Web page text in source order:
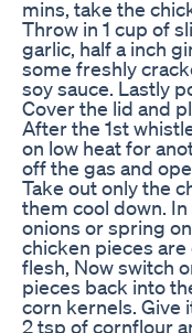
mins, take the
Throw in 1 cup of
garlic, half a inch
some freshly
soy sauce. Lastly
Cover the lid and
After the 1st
on low heat for
off the gas and
Take out only the
them cool down.
onions or spring
chicken pieces
flesh, Now switch
pieces back into
corn kernels. Give
2 tsp of cornflour